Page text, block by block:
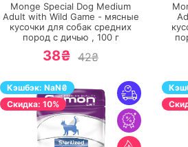
Monge Special Dog Medium
Adult with Wild Game - мясные
кусочки для собак средних
пород с дичью , 100г
38₴ 42₴
Кэшбэк: NaN₴
Cкидка: 10%